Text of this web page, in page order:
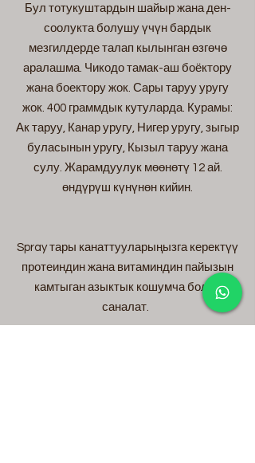
Бул тотукуштардын шайыр жана ден-
соолукта болушу үчүн бардык
мезгилдерде талап кылынган өзгөчө
аралашма. Чикодо тамак-аш боёктору
жана боектору жок. Сары таруу уругу
жок. 400 граммдык кутуларда. Курамы:
Ак таруу, Канар уругу, Нигер уругу, зыгыр
буласынын уругу, Кызыл таруу жана
сулу. Жарамдуулук мөөнөтү 12 ай.
өндүрүш күнүнөн кийин.
Spray тары канаттууларыңызга керектүү
протеиндин жана витаминдин пайызын
камтыган азыктык кошумча болуп
саналат.